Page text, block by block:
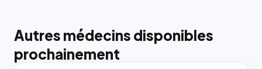
Autres médecins disponibles
prochainement